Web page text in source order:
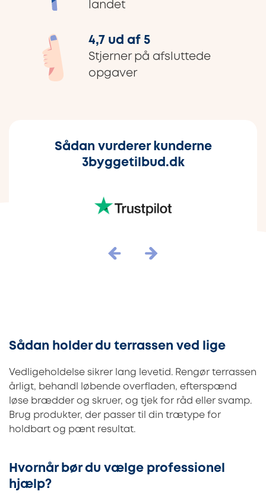
landet
4,7 ud af 5
Stjerner på afsluttede
opgaver
Sådan vurderer kunderne
3byggetilbud.dk
Sådan holder du terrassen ved lige
Vedligeholdelse sikrer lang levetid. Rengør terrassen
årligt, behandl løbende overfladen, efterspænd
løse brædder og skruer, og tjek for råd eller svamp.
Brug produkter, der passer til din trætype for
holdbart og pænt resultat.
Hvornår bør du vælge professionel
hjælp?